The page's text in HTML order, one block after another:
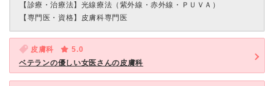
【診療・治療法】 光線療法（紫外線・赤外線・ＰＵＶＡ）
【専門医・資格】 皮膚科専門医
皮膚科
5.0
ベテランの優しい女医さんの皮膚科